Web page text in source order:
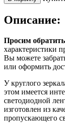
Описание:
Просим
характеристики
Вы можете
или оформить
У круглого
этом имеется
светодиодной
изготовлен из
пропускающего